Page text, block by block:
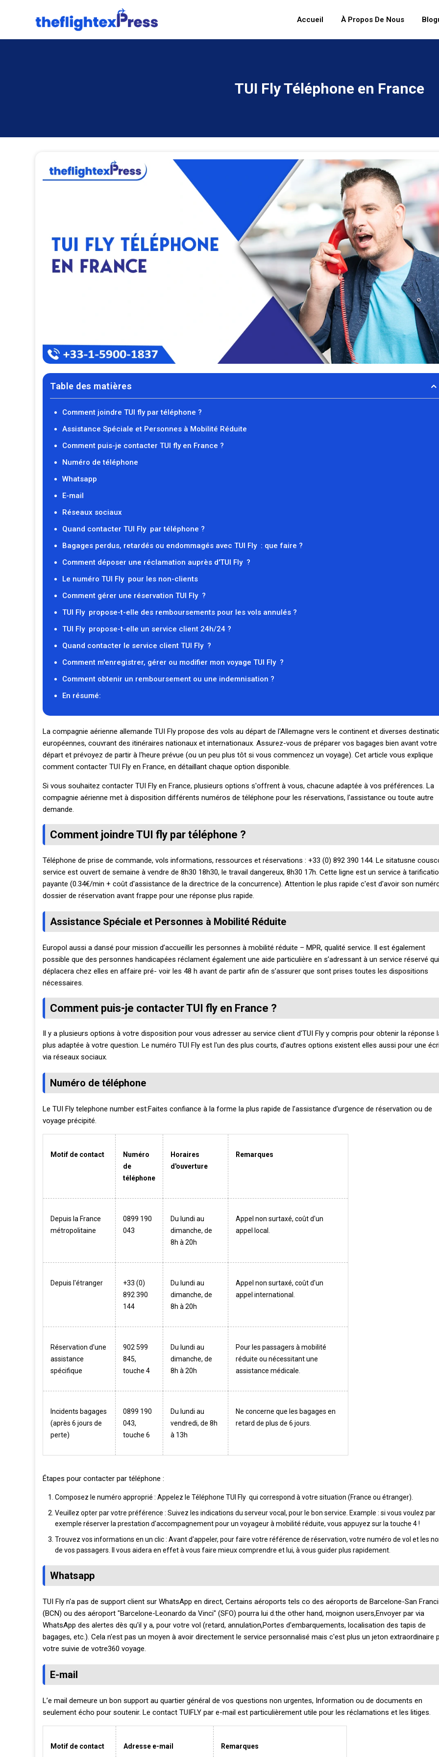
Accueil À Propos De Nous
TUI Fly Téléphone en France
Table des matières
Comment joindre TUI fly par téléphone ?
Assistance Spéciale et Personnes à Mobilité Réduite
Comment puis-je contacter TUI fly en France ?
Numéro de téléphone
Whatsapp
E-mail
Réseaux sociaux
Quand contacter TUI Fly par téléphone ?
Bagages perdus, retardés ou endommagés avec TUI Fly : que faire ?
Comment déposer une réclamation auprès d'TUI Fly ?
Le numéro TUI Fly pour les non-clients
Comment gérer une réservation TUI Fly ?
TUI Fly propose-t-elle des remboursements pour les vols annulés ?
TUI Fly propose-t-elle un service client 24h/24 ?
Quand contacter le service client TUI Fly ?
Comment m'enregistrer, gérer ou modifier mon voyage TUI Fly ?
Comment obtenir un remboursement ou une indemnisation ?
En résumé:
La compagnie aérienne allemande TUI Fly propose des vols au départ de l'Allemagne vers le continent et diverses
européennes, couvrant des itinéraires nationaux et internationaux. Assurez-vous de préparer vos bagages bien avant votre
départ et prévoyez de partir à l'heure prévue (ou un peu plus tôt si vous commencez un voyage). Cet article vous explique
comment contacter TUI Fly en France, en détaillant chaque option disponible.
Si vous souhaitez contacter TUI Fly en France, plusieurs options s'offrent à vous, chacune adaptée à vos préférences. La
compagnie aérienne met à disposition différents numéros de téléphone pour les réservations, l'assistance ou toute autre
demande.
Comment joindre TUI fly par téléphone ?
Téléphone de prise de commande, vols informations, ressources et réservations : +33 (0) 892 390 144. Le sitatusne
service est ouvert de semaine à vendre de 8h30 18h30, le travail dangereux, 8h30 17h. Cette ligne est un service à
payante (0.34€/min + coût d'assistance de la directrice de la concurrence). Attention le plus rapide c'est d'avoir son
dossier de réservation avant frappe pour une réponse plus rapide.
Assistance Spéciale et Personnes à Mobilité Réduite
Europol aussi a dansé pour mission d’accueillir les personnes à mobilité réduite – MPR, qualité service. Il est également
possible que des personnes handicapées réclament également une aide particulière en s’adressant à un service réservé
déplacera chez elles en affaire pré- voir les 48 h avant de partir afin de s’assurer que sont prises toutes les dispositions
nécessaires.
Comment puis-je contacter TUI fly en France ?
Il y a plusieurs options à votre disposition pour vous adresser au service client d'TUI Fly y compris pour obtenir la réponse
plus adaptée à votre question. Le numéro TUI Fly est l'un des plus courts, d'autres options existent elles aussi pour une
via réseaux sociaux.
Numéro de téléphone
Le TUI Fly telephone number est:Faites confiance à la forme la plus rapide de l’assistance d’urgence de réservation ou de
voyage précipité.
Motif de contact
Numéro
de
téléphone
Horaires
d'ouverture
Remarques
Depuis la France
métropolitaine
0899 190
043
Du lundi au
dimanche, de
8h à 20h
Appel non surtaxé, coût d'un
appel local.
Depuis l'étranger
+33 (0)
892 390
144
Du lundi au
dimanche, de
8h à 20h
Appel non surtaxé, coût d'un
appel international.
Réservation d'une
assistance
spécifique
902 599
845,
touche 4
Du lundi au
dimanche, de
8h à 20h
Pour les passagers à mobilité
réduite ou nécessitant une
assistance médicale.
Incidents bagages
(après 6 jours de
perte)
0899 190
043,
touche 6
Du lundi au
vendredi, de 8h
à 13h
Ne concerne que les bagages en
retard de plus de 6 jours.
Étapes pour contacter par téléphone :
Composez le numéro approprié : Appelez le Téléphone TUI Fly qui correspond à votre situation (France ou étranger).
Veuillez opter par votre préférence : Suivez les indications du serveur vocal, pour le bon service. Example : si vous voulez par
exemple réserver la prestation d'accompagnement pour un voyageur à mobilité réduite, vous appuyez sur la touche 4 !
Trouvez vos informations en un clic : Avant d'appeler, pour faire votre référence de réservation, votre numéro de vol et les
de vos passagers. Il vous aidera en effet à vous faire mieux comprendre et lui, à vous guider plus rapidement.
Whatsapp
TUI Fly n'a pas de support client sur WhatsApp en direct, Certains aéroports tels co des aéroports de Barcelone-San
(BCN) ou des aéroport "Barcelone-Leonardo da Vinci" (SFO) pourra lui d.the other hand, moignon users,Envoyer par via
WhatsApp des alertes dès qu'il y a, pour votre vol (retard, annulation,Portes d'embarquements, localisation des tapis de
bagages, etc.). Cela n'est pas un moyen à avoir directement le service personnalisé mais c'est plus un jeton extraordinaire
votre suivie de votre360 voyage.
E-mail
L’e mail demeure un bon support au quartier général de vos questions non urgentes, Information ou de documents en
seulement écho pour soutenir. Le contact TUIFLY par e-mail est particulièrement utile pour les réclamations et les litiges.
Motif de contact Adresse e-mail Remarques